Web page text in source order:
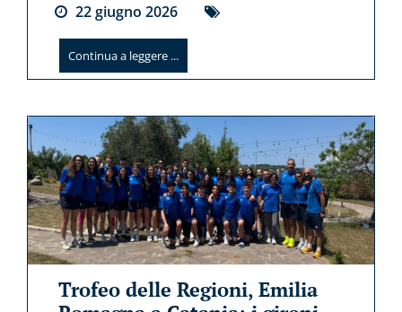
22giugno 2026
Continua a leggere ...
Trofeo delle Regioni, Emilia